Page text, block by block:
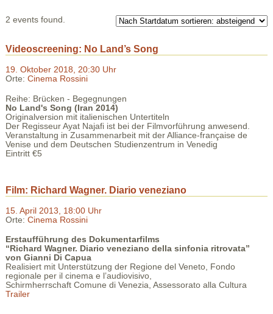
2 events found.
Videoscreening: No Land’s Song
19. Oktober 2018, 20:30 Uhr
Orte: Cinema Rossini
Reihe: Brücken - Begegnungen
No Land's Song (Iran 2014)
Originalversion mit italienischen Untertiteln
Der Regisseur Ayat Najafi ist bei der Filmvorführung anwesend.
Veranstaltung in Zusammenarbeit mit der Alliance-française de
Venise und dem Deutschen Studienzentrum in Venedig
Eintritt €5
Film: Richard Wagner. Diario veneziano
15. April 2013, 18:00 Uhr
Orte: Cinema Rossini
Erstaufführung des Dokumentarfilms
“Richard Wagner. Diario veneziano della sinfonia ritrovata”
von Gianni Di Capua
Realisiert mit Unterstützung der Regione del Veneto, Fondo
regionale per il cinema e l’audiovisivo,
Schirmherrschaft Comune di Venezia, Assessorato alla Cultura
Trailer